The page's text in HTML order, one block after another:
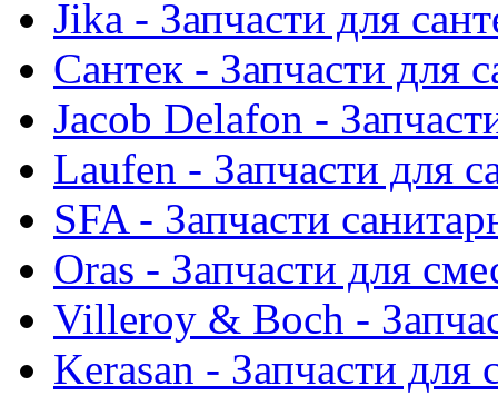
Jika - Запчасти для
Сантек - Запчасти для
Jacob Delafon -
Laufen - Запчасти для
SFA - Запчасти
Oras - Запчасти для
Villeroy & Boch -
Kerasan - Запчасти для